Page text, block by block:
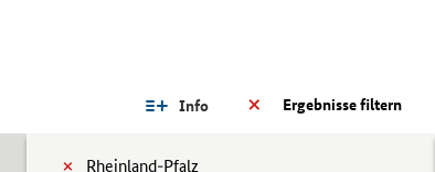
Ergebnisse filtern
Info
Rheinland-Pfalz